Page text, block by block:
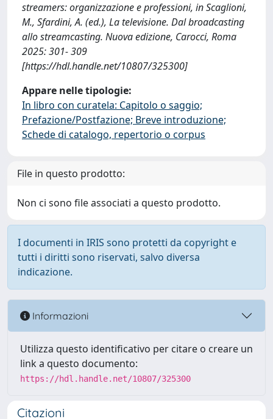
streamers: organizzazione e professioni, in Scaglioni,
M., Sfardini, A. (ed.), La televisione. Dal broadcasting
allo streamcasting. Nuova edizione, Carocci, Roma
2025: 301- 309
[https://hdl.handle.net/10807/325300]
Appare nelle tipologie:
In libro con curatela: Capitolo o saggio;
Prefazione/Postfazione; Breve introduzione;
Schede di catalogo, repertorio o corpus
File in questo prodotto:
Non ci sono file associati a questo prodotto.
I documenti in IRIS sono protetti da copyright e
tutti i diritti sono riservati, salvo diversa
indicazione.
Informazioni
Utilizza questo identificativo per citare o creare un
link a questo documento:
https://hdl.handle.net/10807/325300
Citazioni